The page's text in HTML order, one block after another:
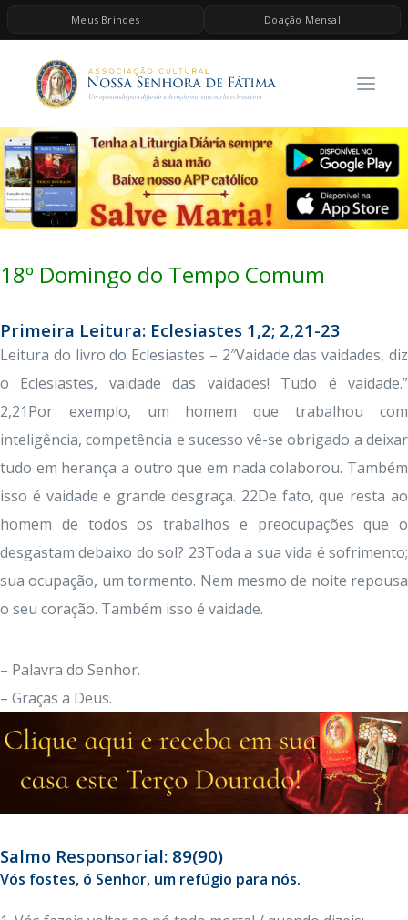
Meus Brindes Doação Mensal
HOME
A ASSOCIAÇÃO
CONTEÚDOS DE MARIA
ESPIRITUALIDADE
AS MELHORES MÚSICAS CATÓLICAS
BRINDES
QUERO DOAR
18º Domingo do Tempo Comum
Primeira Leitura: Eclesiastes 1,2; 2,21-23
Leitura do livro do Eclesiastes – 2″Vaidade das vaidades, diz
o Eclesiastes, vaidade das vaidades! Tudo é vaidade.”
2,21Por exemplo, um homem que trabalhou com
inteligência, competência e sucesso vê-se obrigado a deixar
tudo em herança a outro que em nada colaborou. Também
isso é vaidade e grande desgraça. 22De fato, que resta ao
homem de todos os trabalhos e preocupações que o
desgastam debaixo do sol? 23Toda a sua vida é sofrimento;
sua ocupação, um tormento. Nem mesmo de noite repousa
o seu coração. Também isso é vaidade.
– Palavra do Senhor.
– Graças a Deus.
Salmo Responsorial: 89(90)
Vós fostes, ó Senhor, um refúgio para nós.